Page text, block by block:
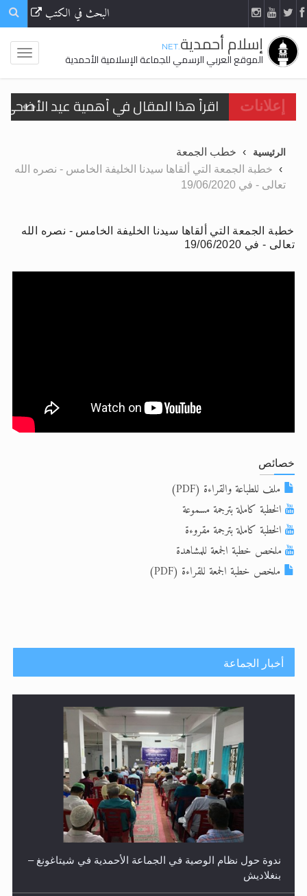
البحث في الكتب
إسلام أحمدية.NET
الموقع العربي الرسمي للجماعة الإسلامية الأحمدية
إعلانات
الحجّ.. دلالات، حِكم، وأهداف >> المزيد
تعميم هامّ لأفراد الجماعة >> المزيد
اقرأ هذا الكتاب وتعرّف على حقيقة
الرئيسية
خطب الجمعة
خطبة الجمعة التي ألقاها سيدنا الخليفة الخامس - نصره الله
تعالى - في 19/06/2020
خطبة الجمعة التي ألقاها سيدنا الخليفة الخامس - نصره الله
تعالى - في 19/06/2020
خصائص
ملف للطباعة والقراءة (PDF)
الخطبة كاملة بترجمة مسموعة
الخطبة كاملة بترجمة مقروءة
ملخص خطبة الجمعة للمشاهدة
ملخص خطبة الجمعة للقراءة (PDF)
أخبار الجماعة
ندوة حول نظام الوصية في الجماعة الأحمدية في شيتاغونغ –
بنغلاديش